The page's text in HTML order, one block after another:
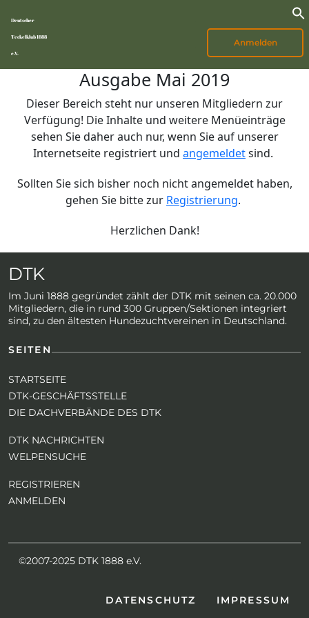
Deutscher
Teckelklub 1888
e.V.
Anmelden
Ausgabe Mai 2019
Dieser Bereich steht nur unseren Mitgliedern zur
Verfügung! Die Inhalte und weitere Menüeinträge
sehen Sie daher auch nur, wenn Sie auf unserer
Internetseite registriert und angemeldetsind.
Sollten Sie sich bisher noch nicht angemeldet haben,
gehen Sie bitte zur Registrierung.
Herzlichen Dank!
DTK
Im Juni 1888 gegründet zählt der DTK mit seinen ca. 20.000
Mitgliedern, die in rund 300 Gruppen/Sektionen integriert
sind, zu den ältesten Hundezuchtvereinen in Deutschland.
SEITEN
STARTSEITE
DTK-GESCHÄFTSSTELLE
DIE DACHVERBÄNDE DES DTK
DTK NACHRICHTEN
WELPENSUCHE
REGISTRIEREN
ANMELDEN
©2007-2025 DTK 1888 e.V.
DATENSCHUTZ IMPRESSUM